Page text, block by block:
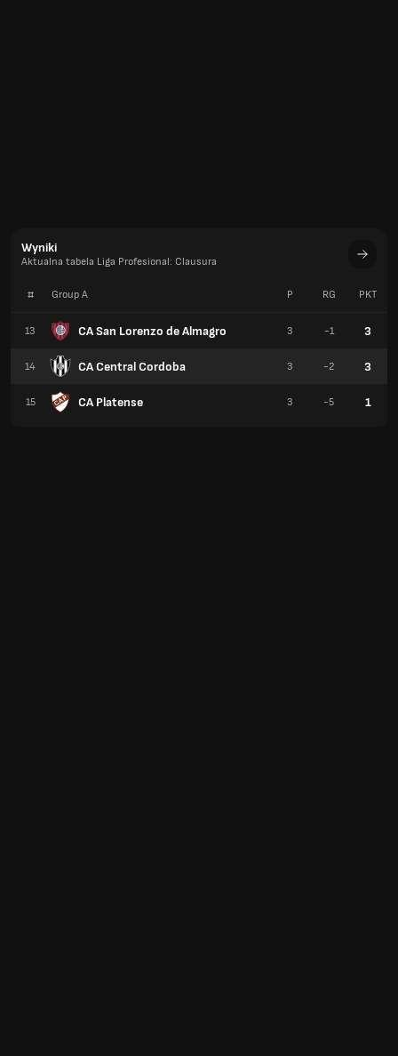
Wyniki
Aktualna tabela Liga Profesional: Clausura
# Group A
13 CA San Lorenzo de Almagro
14 CA Central Cordoba
15 CA Platense
P RG PKT
3 -1 3
3 -2 3
3 -5 1